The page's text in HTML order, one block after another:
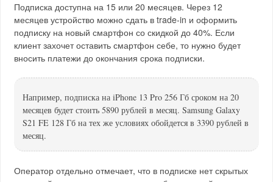
Подписка доступна на 15 или 20 месяцев. Через 12
месяцев устройство можно сдать в trade‑in и оформить
подписку на новый смартфон со скидкой до 40%. Если
клиент захочет оставить смартфон себе, то нужно будет
вносить платежи до окончания срока подписки.
Например, подписка на iPhone 13 Pro 256 Гб сроком на 20
месяцев будет стоить 5890 рублей в месяц. Samsung Galaxy
S21 FE 128 Гб на тех же условиях обойдется в 3390 рублей в
месяц.
Оператор отдельно отмечает, что в подписке нет скрытых